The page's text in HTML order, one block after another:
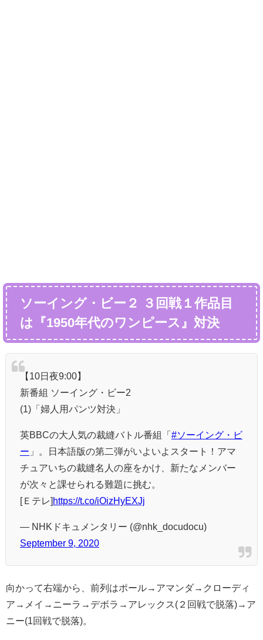
ソーイング・ビー２ ３回戦１作品目
は『1950年代のワンピース』対決
【10日夜9:00】
新番組 ソーイング・ビー2
(1)「婦人用パンツ対決」
英BBCの大人気の裁縫バトル番組「#ソーイング・ビ
ー 」。日本語版の第二弾がいよいよスタート！アマ
チュアいちの裁縫名人の座をかけ、新たなメンバー
が次々と課せられる難題に挑む。
[Ｅテレ]https://t.co/iOizHyEXJj
— NHKドキュメンタリー (@nhk_docudocu)
September 9, 2020
向かって右端から、前列はポール→アマンダ→クローディ
ア→メイ→ニーラ→デボラ→アレックス(２回戦で脱落)→ア
ニー(1回戦で脱落)。